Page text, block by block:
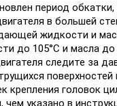
период
в большей
жидкости и
до 105°С и масла до
следите за
поверхностей
крепления головок
указано в